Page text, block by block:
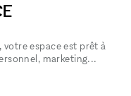
espace est prêt à
marketing...